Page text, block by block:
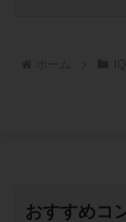
おすすめコ